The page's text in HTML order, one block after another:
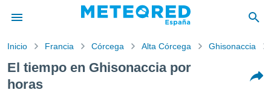
por
para
la
Inicio Francia Córcega Alta Córcega Ghisonaccia
El tiempo en Ghisonaccia por
horas